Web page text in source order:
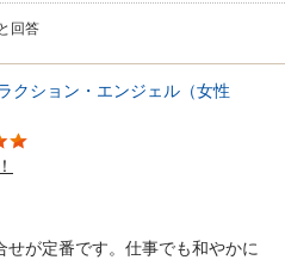
回答
クション・エンジェル（女性
せが定番です。仕事でも和やかに